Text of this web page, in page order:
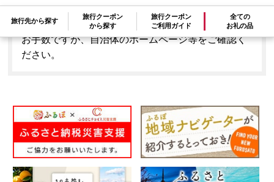
旅行先から探す
旅行クーポン
から探す
旅行クーポン
ご利用ガイド
全ての
お礼の品
「滋賀県愛荘町」はふるぽからお申込みをすること
はできません。
お手数ですが、自治体のホームページ等をご確認く
ださい。